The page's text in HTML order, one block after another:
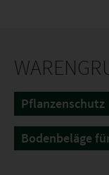
Pflanzenschutz
Bodenbeläge